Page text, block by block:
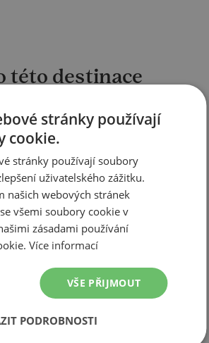
této destinace
stránky používají
cookie.
stránky používají soubory
uživatelského zážitku.
našich webových stránek
všemi soubory cookie v
zásadami používání
Více informací
VŠE PŘIJMOUT
PODROBNOSTI